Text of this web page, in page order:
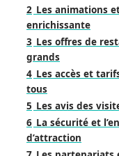
2 Les animations
enrichissante
3 Les offres de
grands
4 Les accès et
tous
5 Les avis des
6 La sécurité et
d’attraction